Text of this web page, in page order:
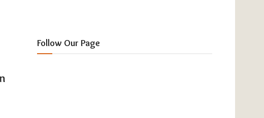
Follow Our Page